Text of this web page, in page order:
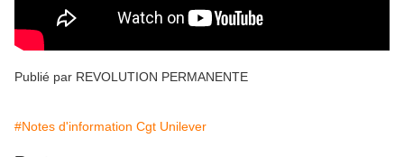
Publié par REVOLUTION PERMANENTE
#Notes d'information Cgt Unilever